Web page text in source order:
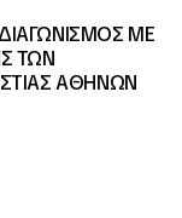
ΜΕ
ΤΩΝ
ΑΘΗΝΩΝ